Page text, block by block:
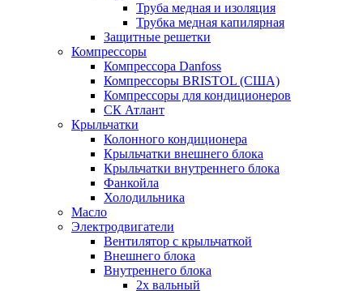
Труба медная и изоляция
Трубка медная капилярная
Защитные решетки
Компрессоры
Компрессора Danfoss
Компрессоры BRISTOL (США)
Компрессоры для кондиционеров
СК Атлант
Крыльчатки
Колонного кондиционера
Крыльчатки внешнего блока
Крыльчатки внутреннего блока
Фанкойла
Холодильника
Масло
Электродвигатели
Вентилятор с крыльчаткой
Внешнего блока
Внутреннего блока
2х вальный